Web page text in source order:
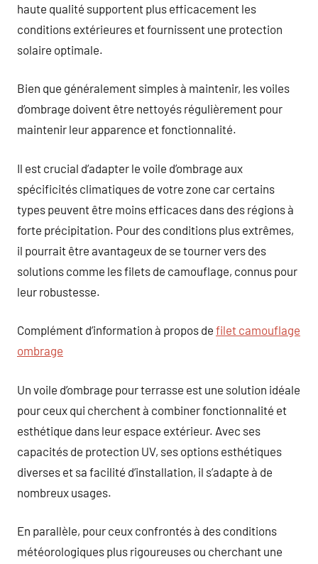
haute qualité supportent plus efficacement les
conditions extérieures et fournissent une protection
solaire optimale.
Bien que généralement simples à maintenir, les voiles
d’ombrage doivent être nettoyés régulièrement pour
maintenir leur apparence et fonctionnalité.
Il est crucial d’adapter le voile d’ombrage aux
spécificités climatiques de votre zone car certains
types peuvent être moins efficaces dans des régions à
forte précipitation. Pour des conditions plus extrêmes,
il pourrait être avantageux de se tourner vers des
solutions comme les filets de camouflage, connus pour
leur robustesse.
Complément d’information à propos de filet camouflage
ombrage
Un voile d’ombrage pour terrasse est une solution idéale
pour ceux qui cherchent à combiner fonctionnalité et
esthétique dans leur espace extérieur. Avec ses
capacités de protection UV, ses options esthétiques
diverses et sa facilité d’installation, il s’adapte à de
nombreux usages.
En parallèle, pour ceux confrontés à des conditions
météorologiques plus rigoureuses ou cherchant une